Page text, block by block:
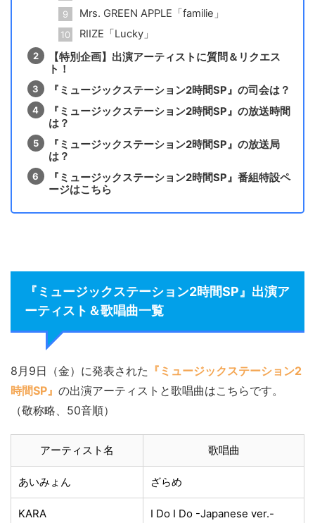
Mrs. GREEN APPLE「familie」
RIIZE「Lucky」
【特別企画】出演アーティストに質問＆リクエス
ト！
『ミュージックステーション2時間SP』の司会は？
『ミュージックステーション2時間SP』の放送時間
は？
『ミュージックステーション2時間SP』の放送局
は？
『ミュージックステーション2時間SP』番組特設ペ
ージはこちら
『ミュージックステーション2時間SP』出演ア
ーティスト＆歌唱曲一覧
8月9日（金）に発表された 『ミュージックステーション2
時間SP』 の出演アーティストと歌唱曲はこちらです。
（敬称略、50音順）
アーティスト名 歌唱曲
あいみょん ざらめ
KARA
I Do I Do -Japanese ver.-